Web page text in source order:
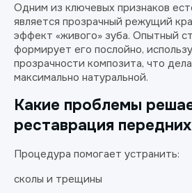
Одним из ключевых признаков
является прозрачный режущий
эффект «живого» зуба. Опытный
формирует его послойно,
прозрачности композита, что
максимально натуральной.
Какие проблемы
реставрация
Процедура помогает устранить:
сколы и трещины